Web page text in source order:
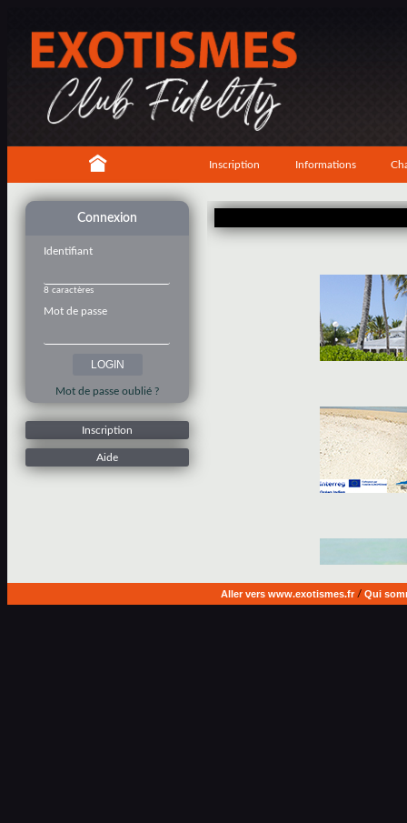
Inscription Informations
Connexion
Identifiant
8 caractères
Mot de passe
Mot de passe oublié ?
Inscription
Aide
Aller vers www.exotismes.fr/ Qui